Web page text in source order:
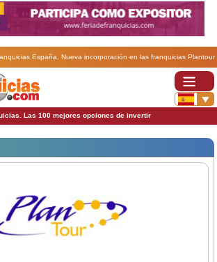
España. Nueva incorporación en las franquicias Plantour
Las 100 mejores opciones de invertir